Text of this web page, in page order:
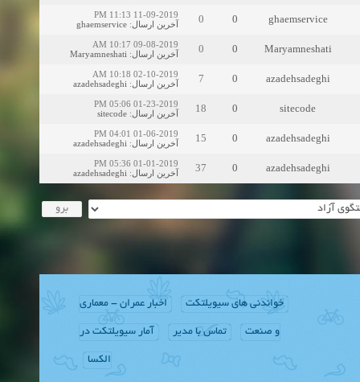
ghaemservice
0
0
11-09-2019 11:13 PM
آخرین ارسال:
ghaemservice
Maryamneshati
0
0
09-08-2019 10:17 AM
آخرین ارسال:
Maryamneshati
azadehsadeghi
0
7
02-10-2019 10:18 AM
آخرین ارسال:
azadehsadeghi
sitecode
0
18
01-23-2019 05:06 PM
آخرین ارسال:
sitecode
azadehsadeghi
0
15
01-06-2019 04:01 PM
آخرین ارسال:
azadehsadeghi
azadehsadeghi
0
37
01-01-2019 05:36 PM
آخرین ارسال:
azadehsadeghi
خواندنی های سیویلتکت اخبار عمران - معماری
و صنعت تماس با مدیر آمار سیویلتکت در
الکسا